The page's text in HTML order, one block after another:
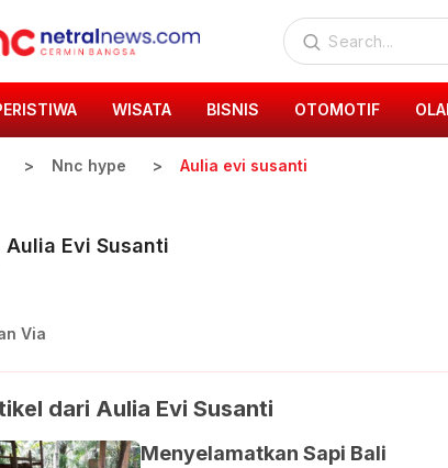
WISATA BISNIS OTOMOTIF
Nnc hype Aulia evi susanti
Aulia Evi Susanti
Via
dari Aulia Evi Susanti
Menyelamatkan Sapi Bali